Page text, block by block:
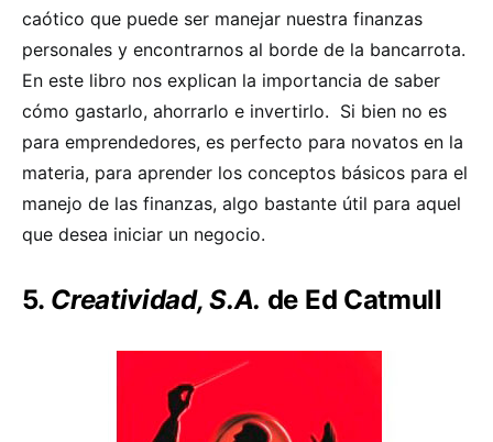
caótico que puede ser manejar nuestra finanzas
personales y encontrarnos al borde de la bancarrota.
En este libro nos explican la importancia de saber
cómo gastarlo, ahorrarlo e invertirlo. Si bien no es
para emprendedores, es perfecto para novatos en la
materia, para aprender los conceptos básicos para el
manejo de las finanzas, algo bastante útil para aquel
que desea iniciar un negocio.
5. Creatividad, S.A. de Ed Catmull